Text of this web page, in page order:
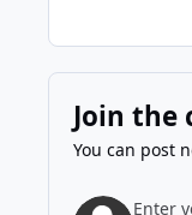
Join the
You can post